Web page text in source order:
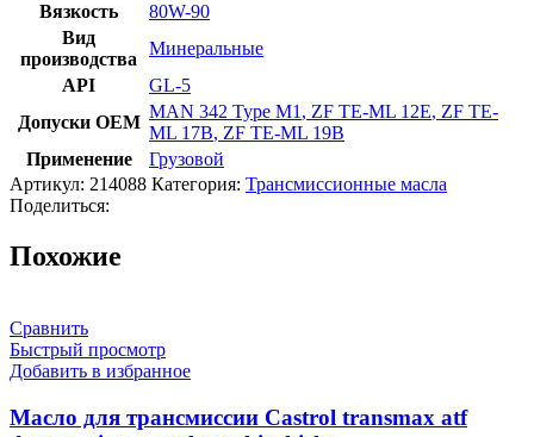
Вязкость
80W-90
Вид
производства
Минеральные
API
GL-5
Допуски OEM
MAN 342 Type M1 , ZF TE-ML 12E, ZF TE-
ML 17B, ZF TE-ML 19B
Применение
Грузовой
Артикул: 214088 Категория: Трансмиссионные масла
Поделиться:
Похожие
Сравнить
Быстрый просмотр
Добавить в избранное
Масло для трансмиссии Castrol transmax atf